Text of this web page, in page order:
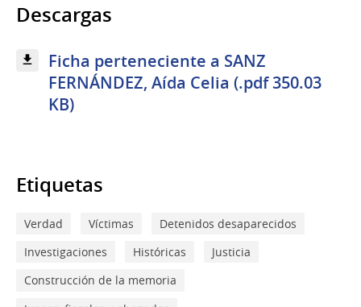
Descargas
Ficha perteneciente a SANZ
FERNÁNDEZ, Aída Celia (.pdf 350.03
KB)
Etiquetas
Verdad Víctimas
Detenidos desaparecidos
Investigaciones
Históricas
Justicia
Construcción de la memoria